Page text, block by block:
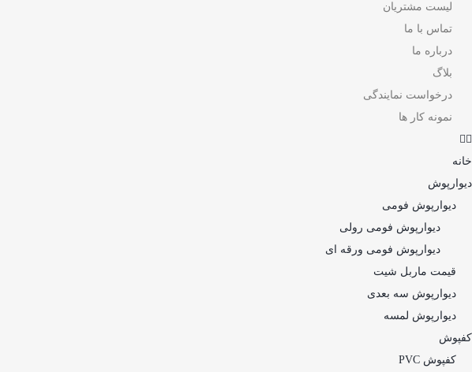
لیست مشتریان
تماس با ما
درباره ما
بلاگ
درخواست نمایندگی
نمونه کار ها
خانه
دیوارپوش
دیوارپوش فومی
دیوارپوش فومی رولی
دیوارپوش فومی ورقه ای
قیمت ماربل شیت
دیوارپوش سه بعدی
دیوارپوش لمسه
کفپوش
کفپوش PVC